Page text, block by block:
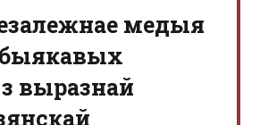
медыя
выразнай